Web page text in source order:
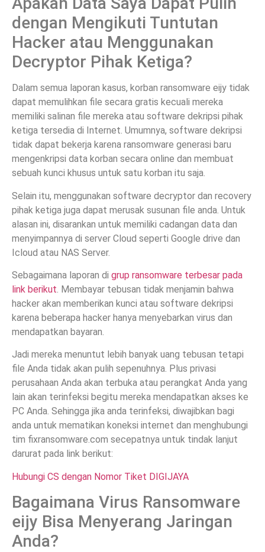
dengan Mengikuti Tuntutan
Hacker atau Menggunakan
Decryptor Pihak Ketiga?
Dalam semua laporan kasus, korban ransomware eijy tidak
dapat memulihkan file secara gratis kecuali mereka
memiliki salinan file mereka atau software dekripsi pihak
ketiga tersedia di Internet. Umumnya, software dekripsi
tidak dapat bekerja karena ransomware generasi baru
mengenkripsi data korban secara online dan membuat
sebuah kunci khusus untuk satu korban itu saja.
Selain itu, menggunakan software decryptor dan recovery
pihak ketiga juga dapat merusak susunan file anda. Untuk
alasan ini, disarankan untuk memiliki cadangan data dan
menyimpannya di server Cloud seperti Google drive dan
Icloud atau NAS Server.
Sebagaimana laporan di grup ransomware terbesar pada
link berikut. Membayar tebusan tidak menjamin bahwa
hacker akan memberikan kunci atau software dekripsi
karena beberapa hacker hanya menyebarkan virus dan
mendapatkan bayaran.
Jadi mereka menuntut lebih banyak uang tebusan tetapi
file Anda tidak akan pulih sepenuhnya. Plus privasi
perusahaan Anda akan terbuka atau perangkat Anda yang
lain akan terinfeksi begitu mereka mendapatkan akses ke
PC Anda. Sehingga jika anda terinfeksi, diwajibkan bagi
anda untuk mematikan koneksi internet dan menghubungi
tim fixransomware.com secepatnya untuk tindak lanjut
darurat pada link berikut:
Hubungi CS dengan Nomor Tiket DIGIJAYA
Bagaimana Virus Ransomware
eijy Bisa Menyerang Jaringan
Anda?